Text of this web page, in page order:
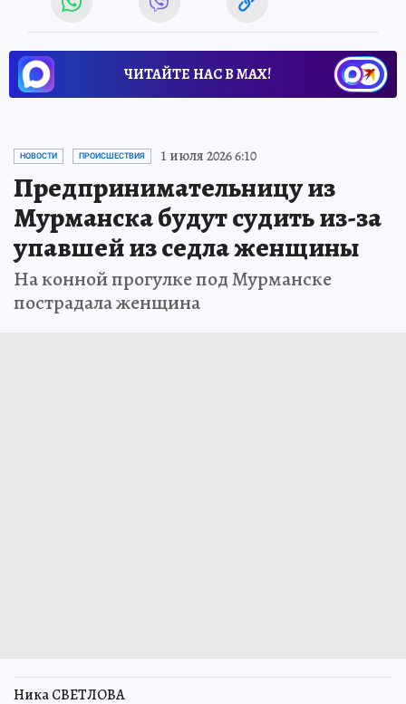
ЧИТАЙТЕ НАС В МАХ!
НОВОСТИ ПРОИСШЕСТВИЯ 1 июля 2026 6:10
Предпринимательницу из
Мурманска будут судить из-за
упавшей из седла женщины
На конной прогулке под Мурманске
пострадала женщина
Ника СВЕТЛОВА